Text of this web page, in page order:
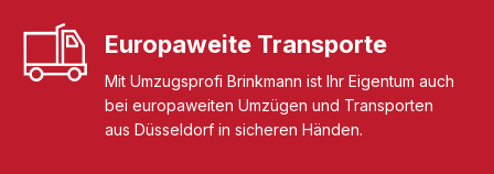
Europaweite Transporte
Mit Umzugsprofi Brinkmann ist Ihr Eigentum auch
bei europaweiten Umzügen und Transporten
aus Düsseldorf in sicheren Händen.